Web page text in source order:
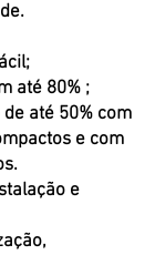
até 80% ;
até 50% com
e com
e